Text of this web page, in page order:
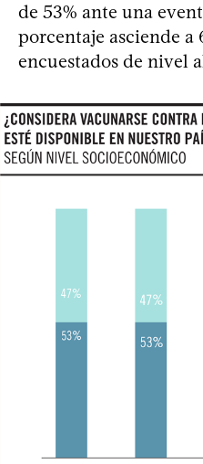
de 53% ante una
porcentaje asciende a
encuestados de nivel